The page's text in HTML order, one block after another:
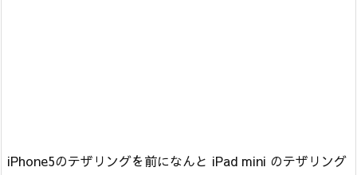
iPhone5のテザリングを前になんと iPad mini のテザリング